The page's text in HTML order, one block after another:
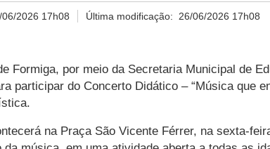
06/2026 17h08 Última modificação: 26/06/2026 17h08
Formiga, por meio da Secretaria Municipal de
participar do Concerto Didático – “Música que
na Praça São Vicente Férrer, na sexta-